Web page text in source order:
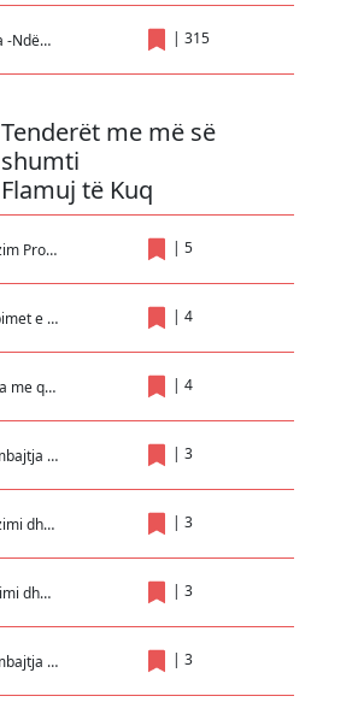
Trepça -Ndërrmarrje në Administrim të AKP | 315
Tenderët me më së
shumti
Flamuj të Kuq
Furnizim Promovues për nevojat e Rektoratit | 5
Shërbimet e zhvendosjes me marimangë dhe bllokimit të automjeteve në teritorin e Komunes së Malishevës | 4
Marrja me qera e makinerive për nevoja të NPL Kastrioti SH.A | 4
Mirëmbajtja e paisjeve kunder zjarrit në Objektin e Komunës dhe Insitucioneve tjera Komunale.. | 3
Furnizimi dhe vendosja e kontejnerëve nëntokësor në qytetin e Prizrenit | 3
Instalimi dhe mirëmbajtja e elektrikës në Institucionet Arsimore | 3
Mirëmbajtja dhe servisimi i sistemit te ngrohjes qendrore për GJ.TH. Mitrovicë me degët e saj në Rexhionin e Mitrovices ! | 3